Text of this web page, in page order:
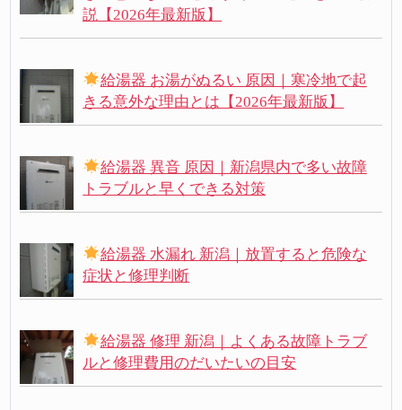
説【2026年最新版】
給湯器 お湯がぬるい 原因｜寒冷地で起
きる意外な理由とは【2026年最新版】
給湯器 異音 原因｜新潟県内で多い故障
トラブルと早くできる対策
給湯器 水漏れ 新潟｜放置すると危険な
症状と修理判断
給湯器 修理 新潟｜よくある故障トラブ
ルと修理費用のだいたいの目安